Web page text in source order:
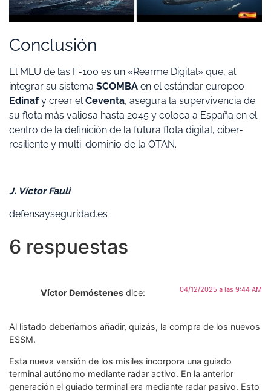
Conclusión
​El MLU de las F-100 es un «Rearme Digital» que, al
integrar su sistema SCOMBA en el estándar europeo
Edinafy crear elCeventa, asegura la supervivencia de
su flota más valiosa hasta 2045 y coloca a España en el
centro de la definición de la futura flota digital, ciber-
resiliente y multi-dominio de la OTAN.
​J. Víctor Fauli
defensayseguridad.es
6 respuestas
Víctor Demóstenes dice: 04/12/2025 a las 9:44 AM
Al listado deberíamos añadir, quizás, la compra de los nuevos
ESSM.
Esta nueva versión de los misiles incorpora una guiado
terminal autónomo mediante radar activo. En la anterior
generación el guiado terminal era mediante radar pasivo. Esto